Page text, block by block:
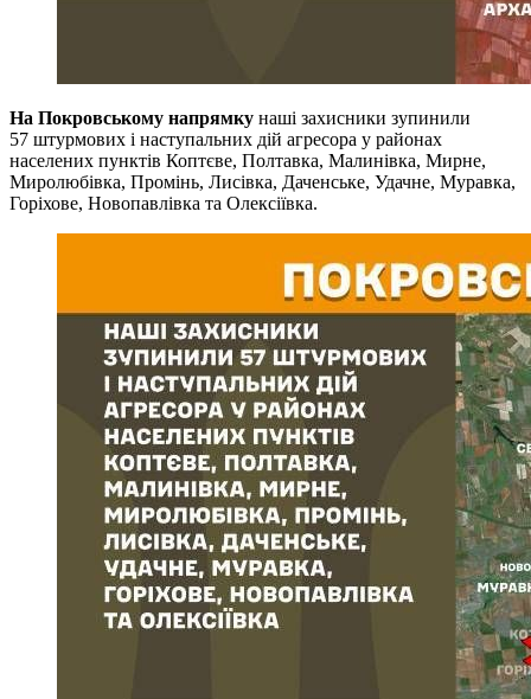
На Покровському напрямку наші захисники зупинили
57 штурмових і наступальних дій агресора у районах
населених пунктів Коптєве, Полтавка, Малинівка, Мирне,
Миролюбівка, Промінь, Лисівка, Даченське, Удачне, Муравка,
Горіхове, Новопавлівка та Олексіївка.